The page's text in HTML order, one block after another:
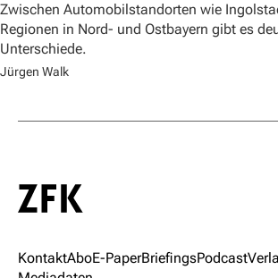
Zwischen Automobilstandorten wie
Regionen in Nord- und Ostbayern gibt es
Unterschiede.
Jürgen Walk
KontaktAboE-PaperBriefingsPodcast